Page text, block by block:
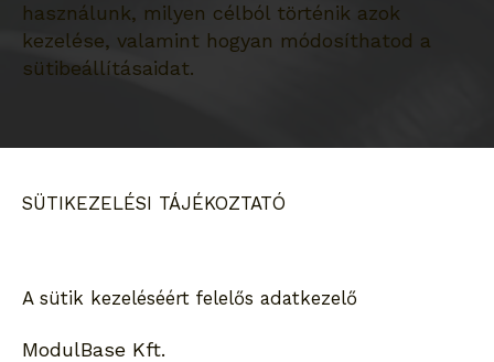
használunk, milyen célból történik azok
kezelése, valamint hogyan módosíthatod a
sütibeállításaidat.
SÜTIKEZELÉSI TÁJÉKOZTATÓ
A sütik kezeléséért felelős adatkezelő
ModulBase Kft.